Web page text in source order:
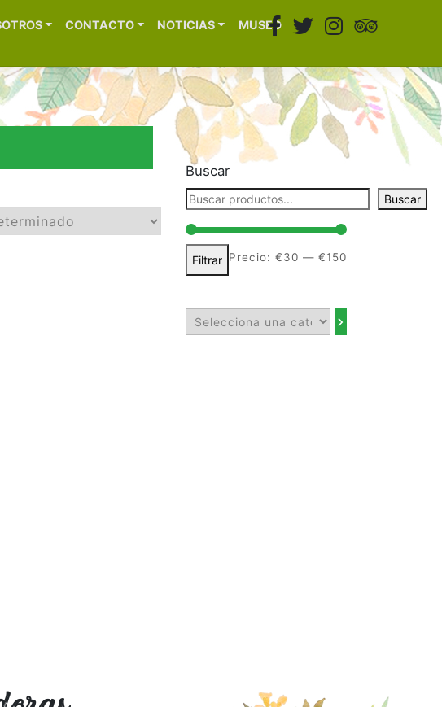
CONTACTO NOTICIAS MUSEO
Buscar
Buscar
Filtrar Precio: €30 — €150